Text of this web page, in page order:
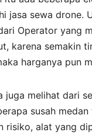
jasa sewa drone.
Operator yang
karena semakin
harganya pun
juga melihat dari
susah
risiko, alat yang